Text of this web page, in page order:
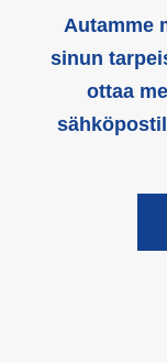
Autamme
sinun
ottaa